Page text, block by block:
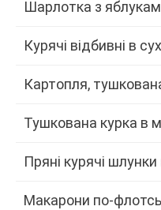
Шарлотка з
Курячі відбивні в
Картопля,
Тушкована курка в
Пряні курячі
Макарони по-